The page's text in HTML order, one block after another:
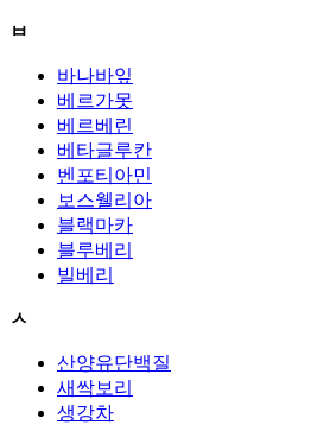
ㅂ
바나바잎
베르가못
베르베린
베타글루칸
벤포티아민
보스웰리아
블랙마카
블루베리
빌베리
ㅅ
산양유단백질
새싹보리
생강차